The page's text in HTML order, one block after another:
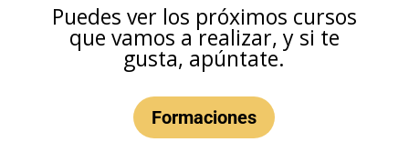
Puedes ver los próximos cursos
que vamos a realizar, y si te
gusta, apúntate.
Formaciones